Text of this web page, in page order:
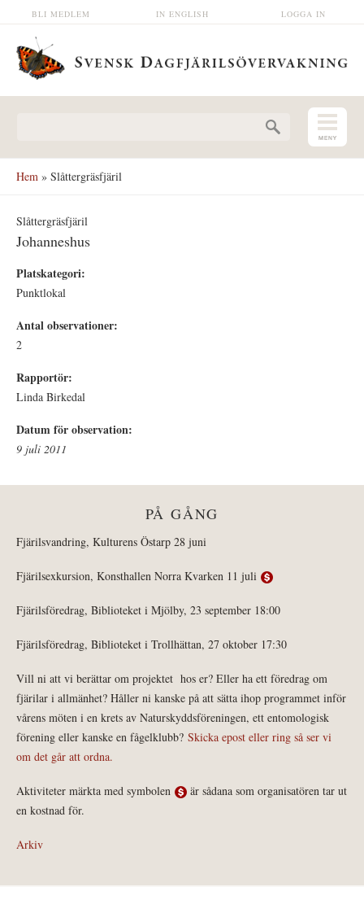
Hoppa till huvudinnehåll LOGGA IN
IN ENGLISH
BLI MEDLEM
Hem » Slåttergräsfjäril
Slåttergräsfjäril
Johanneshus
Platskategori:
Punktlokal
Antal observationer:
2
Rapportör:
Linda Birkedal
Datum för observation:
9 juli 2011
PÅ GÅNG
Fjärilsvandring, Kulturens Östarp 28 juni
Fjärilsexkursion, Konsthallen Norra Kvarken 11 juli
Fjärilsföredrag, Biblioteket i Mjölby, 23 september 18:00
Fjärilsföredrag, Biblioteket i Trollhättan, 27 oktober 17:30
Vill ni att vi berättar om projektet hos er? Eller ha ett föredrag om
fjärilar i allmänhet? Håller ni kanske på att sätta ihop programmet inför
vårens möten i en krets av Naturskyddsföreningen, ett entomologisk
förening eller kanske en fågelklubb? Skicka epost eller ring så ser vi
om det går att ordna.
Aktiviteter märkta med symbolen
är sådana som organisatören tar ut
en kostnad för.
Arkiv